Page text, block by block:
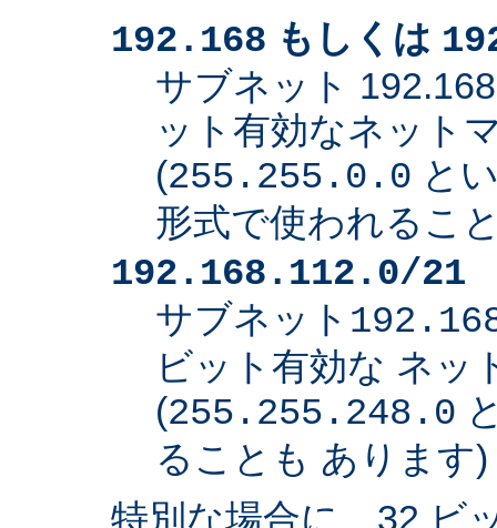
192.168 もしくは
サブネット
ット有効なネット
(255.255.0.0 と
形式で使われるこ
192.168.112.0/21
サブネット
ビット有効な ネッ
(255.255.248.0
ることも あります)
特別な場合に、32 ビ